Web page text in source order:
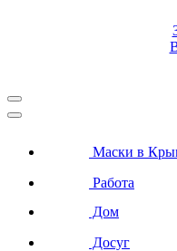
Маски в
Работа
Дом
Досуг